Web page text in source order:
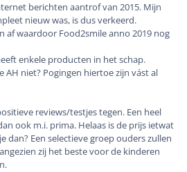
berichten aantrof van 2015. Mijn
nieuw was, is dus verkeerd.
af waardoor Food2smile anno 2019 nog
enkele producten in het schap.
AH niet? Pogingen hiertoe zijn vást al
reviews/testjes tegen. Een heel
ook m.i. prima. Helaas is de prijs ietwat
dan? Een selectieve groep ouders zullen
zij het beste voor de kinderen